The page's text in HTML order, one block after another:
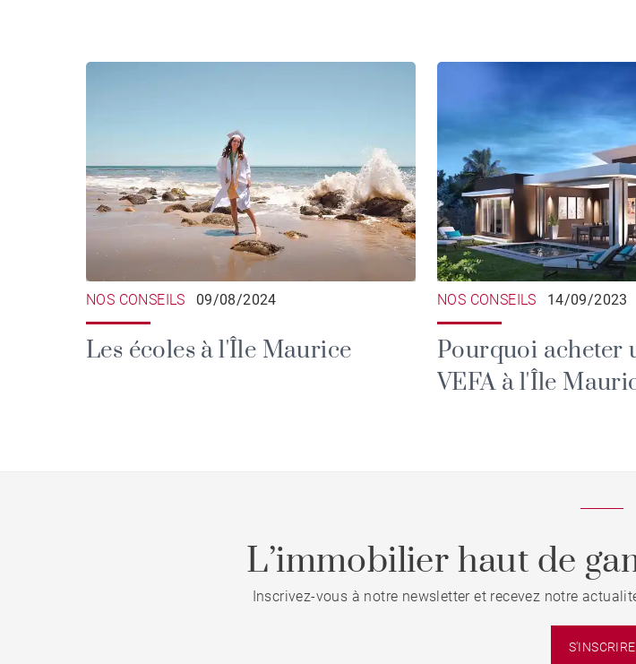
NOS CONSEILS 09/08/2024
Les écoles à l'Île Maurice
NOS CONSEILS 14/09/2023
Pourquoi acheter
VEFA à l'Île
L’immobilier haut de
Inscrivez-vous à notre newsletter et recevez notre
S'INSCRIRE